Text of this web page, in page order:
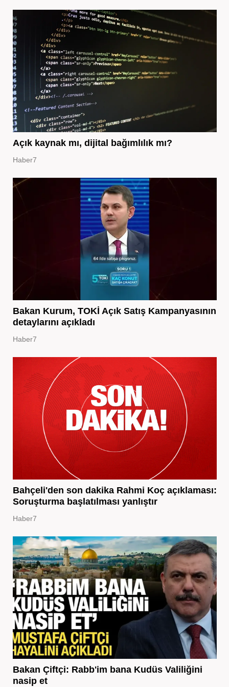
Açık kaynak mı, dijital bağımlılık mı?
Haber7
Bakan Kurum, TOKİ Açık Satış Kampanyasının
detaylarını açıkladı
Haber7
Bahçeli'den son dakika Rahmi Koç açıklaması:
Soruşturma başlatılması yanlıştır
Haber7
Bakan Çiftçi: Rabb'im bana Kudüs Valiliğini
nasip et